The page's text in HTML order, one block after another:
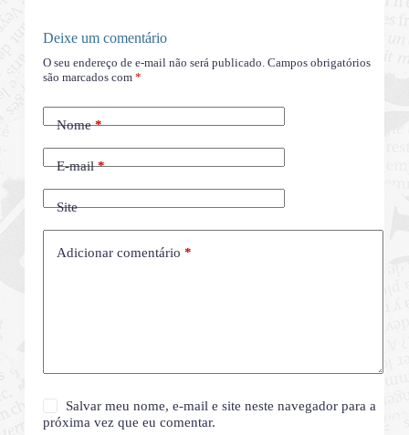
Deixe um comentário
O seu endereço de e-mail não será publicado. Campos obrigatórios
são marcados com *
Nome*
E-mail*
Site
Adicionar comentário *
Salvar meu nome, e-mail e site neste navegador para a
próxima vez que eu comentar.